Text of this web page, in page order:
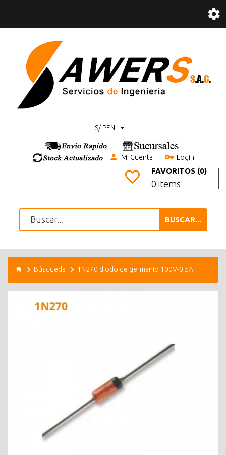
S/ PEN
Mi Cuenta Login
FAVORITOS (0)
0 items
BUSCAR...
Búsqueda 1N270 diodo de germanio 100V-0.5A